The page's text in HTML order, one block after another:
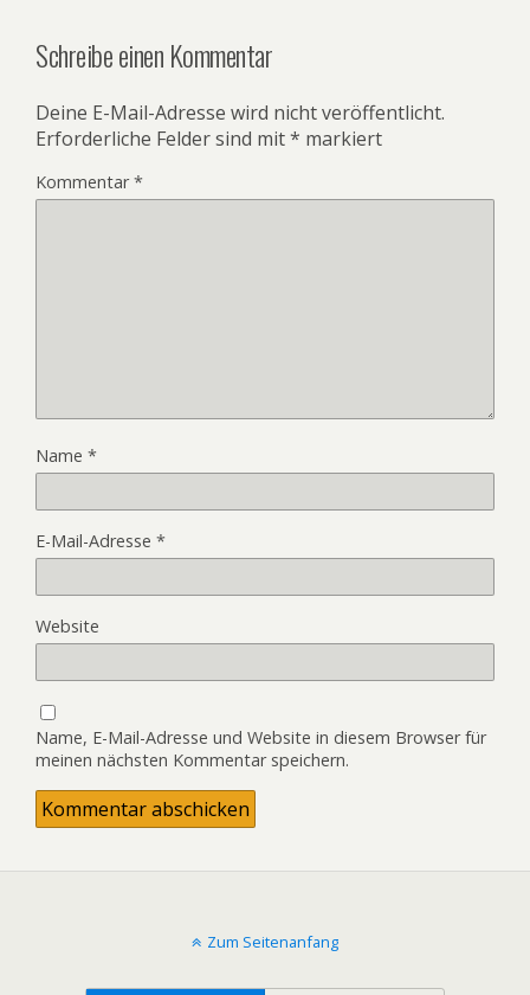
Schreibe einen Kommentar
Deine E-Mail-Adresse wird nicht veröffentlicht.
Erforderliche Felder sind mit* markiert
Kommentar*
Name *
E-Mail-Adresse *
Website
Name, E-Mail-Adresse und Website in diesem Browser für
meinen nächsten Kommentar speichern.
Zum Seitenanfang